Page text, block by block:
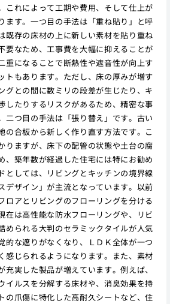
これによって工期や費用、そして仕上が
ます。一つ目の手法は「重ね貼り」と呼
既存の床材の上に新しい素材を貼り重ね
要なため、工事費を大幅に抑えることが
重になることで断熱性や遮音性が向上す
トもあります。ただし、床の厚みが増す
グとの間に数ミリの段差が生じたり、キ
したりするリスクがあるため、精密な事
二つ目の手法は「張り替え」です。古い
の合板から新しく作り直す方法です。こ
りますが、床下の配管の状態や土台の腐
、築年数が経過した住宅には特にお勧め
としては、リビングとキッチンの境界線
デザイン」が主流となっています。以前
ロアとリビングのフローリングを分ける
在は高性能な防水フローリングや、リビ
められる大判のセラミックタイルが人気
的な遮りがなくなり、ＬＤＫ全体が一つ
感じられるようになります。また、素材
充実した製品が増えています。例えば、
イルスを分解する床材や、消臭効果を持
の爪傷に特化した高耐久シートなど、住